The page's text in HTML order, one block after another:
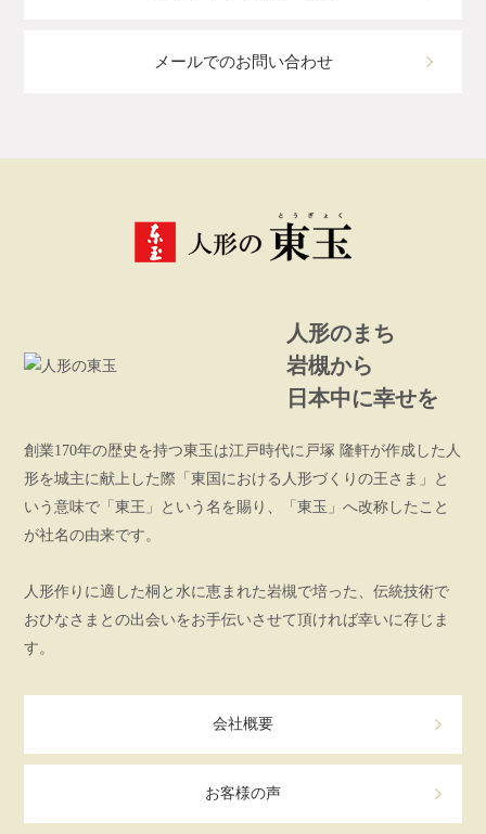
メールでのお問い合わせ
人形のまち
岩槻から
日本中に幸せを
創業170年の歴史を持つ東玉は江戸時代に戸塚 隆軒が作成した人
形を城主に献上した際「東国における人形づくりの王さま」と
いう意味で「東王」という名を賜り、「東玉」へ改称したこと
が社名の由来です。
人形作りに適した桐と水に恵まれた岩槻で培った、伝統技術で
おひなさまとの出会いをお手伝いさせて頂ければ幸いに存じま
す。
会社概要
お客様の声